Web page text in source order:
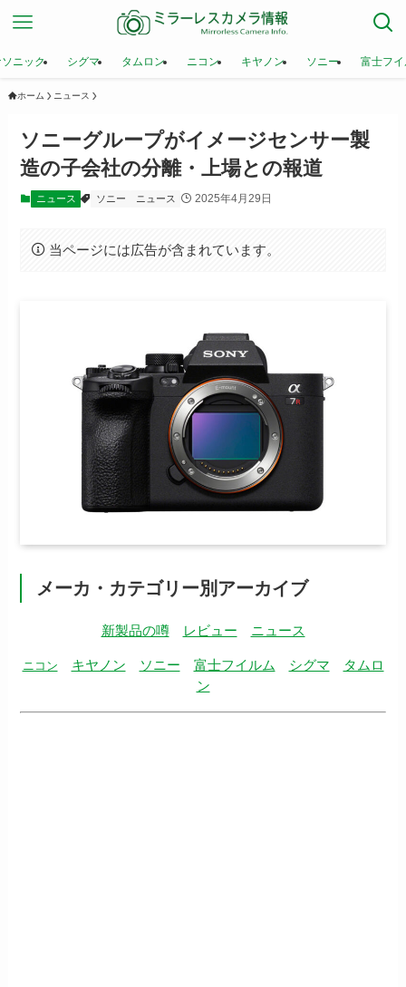
ニック シグマ タムロン ニコン キヤノン ソニー 富士フ
ホーム ニュース
ソニーグループがイメージセンサー製
造の子会社の分離・上場との報道
ニュース ソニー ニュース 2025年4月29日
当ページには広告が含まれています。
メーカ・カテゴリー別アーカイブ
新製品の噂 レビュー ニュース
ニコン キヤノン ソニー 富士フイルム シグマ
タムロ
ン